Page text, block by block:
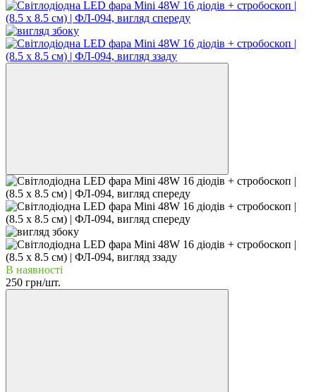
В наявності
250 грн/шт.